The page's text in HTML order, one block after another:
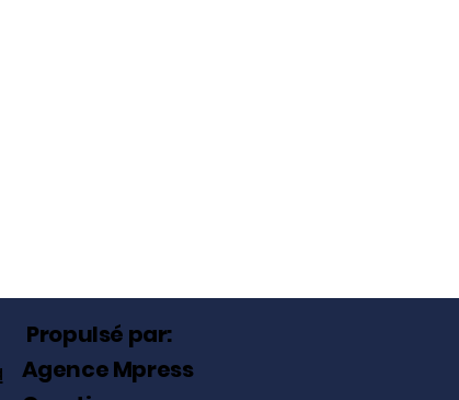
Propulsé par:
Agence Mpress